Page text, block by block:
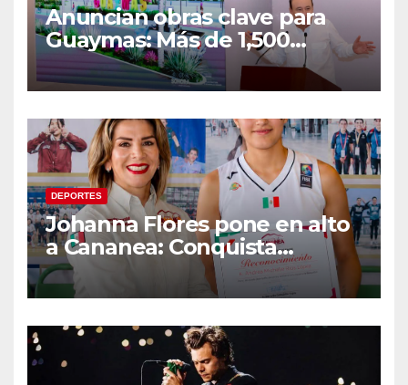
Anuncian obras clave para
Guaymas: Más de 1,500
viviendas, modernización del
malecón y nuevo hospital del
DEPORTES
Johanna Flores pone en alto
a Cananea: Conquista
medalla de plata con la
Selección Mexicana Sub-20
Centroamericanos